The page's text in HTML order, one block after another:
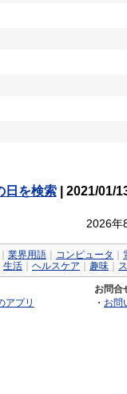
日を検索| 2021/01/
2026年
業界用語 コンピュータ
生活 ヘルスケア 趣味
アプリ
お問合
・ お問